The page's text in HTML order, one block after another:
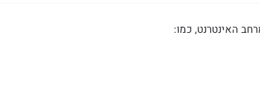
האינטרנט, כמו: